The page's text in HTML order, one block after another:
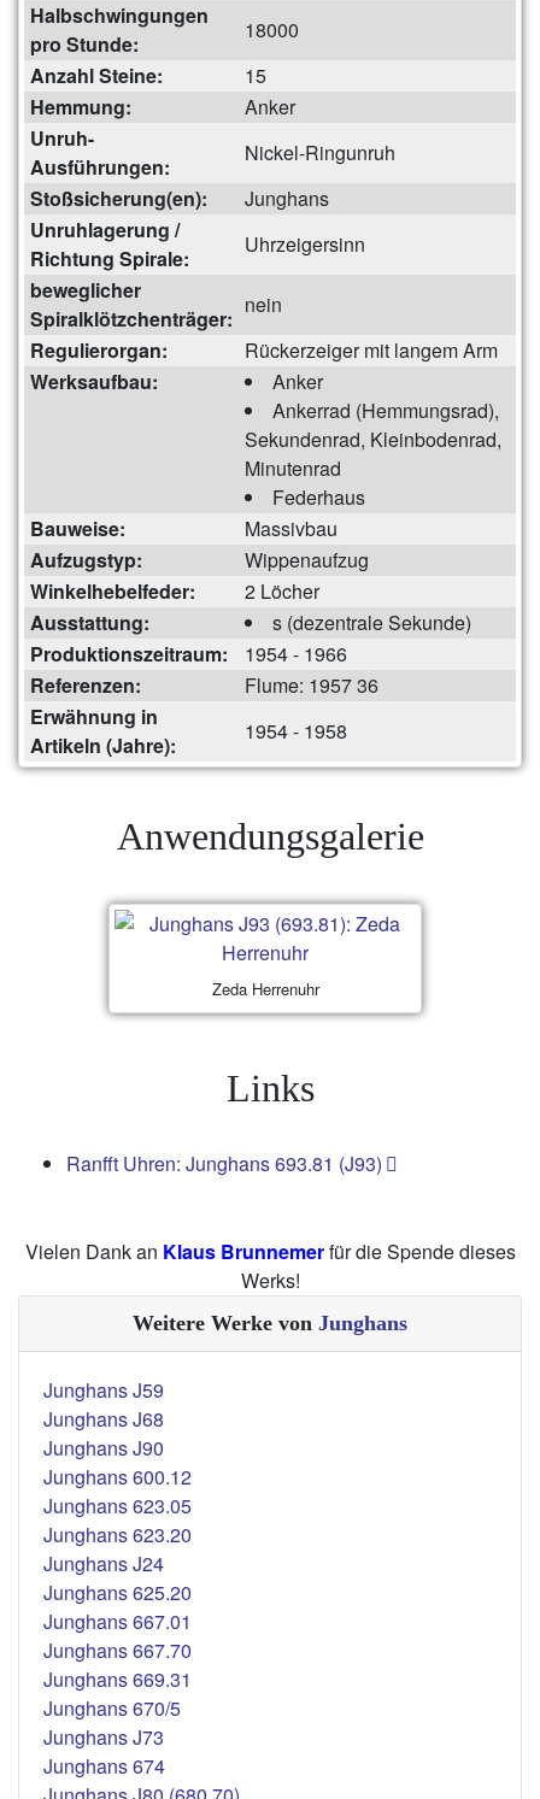
Halbschwingungen
pro Stunde:
18000
Anzahl Steine:
15
Hemmung:
Anker
Unruh-
Ausführungen:
Nickel-Ringunruh
Stoßsicherung(en):
Junghans
Unruhlagerung /
Richtung Spirale:
Uhrzeigersinn
beweglicher
Spiralklötzchenträger:
nein
Regulierorgan:
Rückerzeiger mit langem Arm
Werksaufbau:
Anker
Ankerrad (Hemmungsrad),
Sekundenrad, Kleinbodenrad,
Minutenrad
Federhaus
Bauweise:
Massivbau
Aufzugstyp:
Wippenaufzug
Winkelhebelfeder:
2 Löcher
Ausstattung:
s (dezentrale Sekunde)
Produktionszeitraum:
1954 - 1966
Referenzen:
Flume: 1957 36
Erwähnung in
Artikeln (Jahre):
1954 - 1958
Anwendungsgalerie
Zeda Herrenuhr
Links
Ranfft Uhren: Junghans 693.81 (J93)
Vielen Dank an Klaus Brunnemerfür die Spende dieses
Werks!
Weitere Werke von Junghans
Junghans J59
Junghans J68
Junghans J90
Junghans 600.12
Junghans 623.05
Junghans 623.20
Junghans J24
Junghans 625.20
Junghans 667.01
Junghans 667.70
Junghans 669.31
Junghans 670/5
Junghans J73
Junghans 674